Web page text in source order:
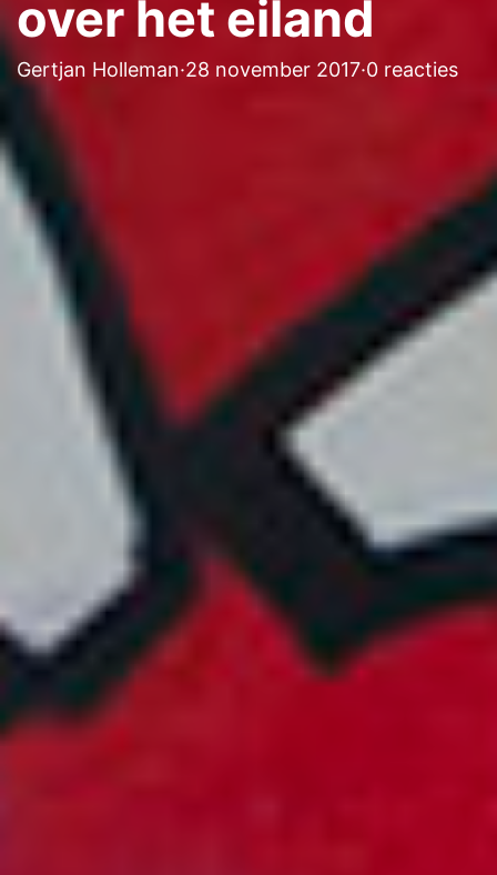
over het eiland
Gertjan Holleman·28 november 2017·0 reacties